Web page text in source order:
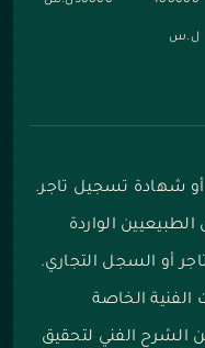
ل.س
شهادة تسجيل تاجر.
الواردة
أو السجل التجاري.
الخاصة
/3/) يتضمن الشرح الفني لتحقيق